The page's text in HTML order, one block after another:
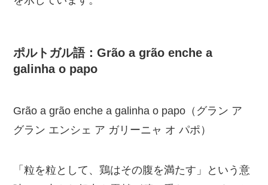
ポルトガル語：Grão a grão enche a
galinha o papo
Grão a grão enche a galinha o papo（グラン ア
グラン エンシェ ア ガリーニャ オ パポ）
「粒を粒として、鶏はその腹を満たす」という意